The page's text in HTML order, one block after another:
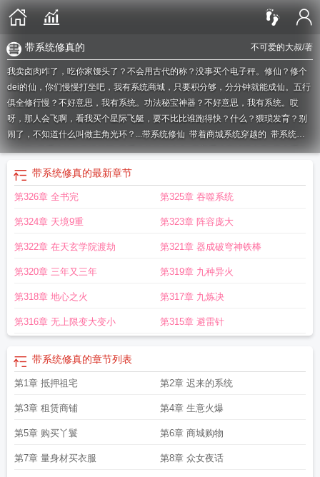
不可爱的大叔/著
带系统修真的
我卖卤肉咋了，吃你家馒头了？不会用古代的称？没事买个电子秤。修仙？修个
dei的仙，你们慢慢打坐吧，我有系统商城，只要积分够，分分钟就能成仙。五行
俱全修行慢？不好意思，我有系统。功法秘宝神器？不好意思，我有系统。哎
呀，那人会飞啊，看我买个星际飞艇，要不比比谁跑得快？什么？猥琐发育？别
闹了，不知道什么叫做主角光环？...带系统修仙 带着商城系统穿越的 带系统的
修仙类带系统的修真排行榜带系统的修仙大全带着系统商城混大唐带个系统
去修仙游戏 带系统修真的 带系统到修真界的推荐
仙 带个系统好修仙
带系统修真的最新章节
第326章 全书完 第325章 吞噬系统
第324章 天境9重 第323章 阵容庞大
第322章 在天玄学院渡劫 第321章 器成破穹神铁棒
第320章 三年又三年 第319章 九种异火
第318章 地心之火 第317章 九炼决
第316章 无上限变大变小 第315章 避雷针
带系统修真的章节列表
第1章 抵押祖宅 第2章 迟来的系统
第3章 租赁商铺 第4章 生意火爆
第5章 购买丫鬟 第6章 商城购物
第7章 量身材买衣服 第8章 众女夜话